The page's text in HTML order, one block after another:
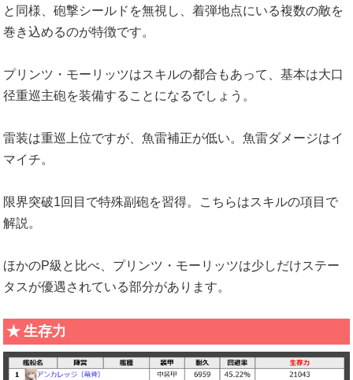
と同様、砲撃シールドを無視し、着弾地点にいる複数の敵を
巻き込めるのが特徴です。
プリンツ・モーリッツはスキルの都合もあって、基本は大口
径重巡主砲を装備することになるでしょう。
雷装は重巡上位ですが、魚雷補正が低い。魚雷ダメージはイ
マイチ。
限界突破1回目で特殊副砲を習得。こちらはスキルの項目で
解説。
ほかのP級と比べ、プリンツ・モーリッツは少しだけステー
タスが優遇されている部分があります。
生存力